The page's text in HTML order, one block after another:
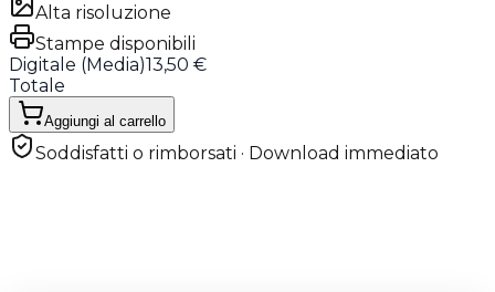
Alta risoluzione
Stampe disponibili
Digitale (Media)13,50 €
Totale
Aggiungi al carrello
Soddisfatti o rimborsati · Download immediato